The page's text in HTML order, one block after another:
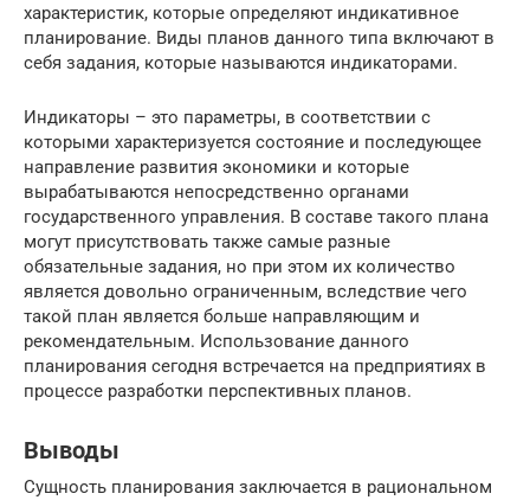
характеристик, которые определяют индикативное
планирование. Виды планов данного типа включают в
себя задания, которые называются индикаторами.
Индикаторы – это параметры, в соответствии с
которыми характеризуется состояние и последующее
направление развития экономики и которые
вырабатываются непосредственно органами
государственного управления. В составе такого плана
могут присутствовать также самые разные
обязательные задания, но при этом их количество
является довольно ограниченным, вследствие чего
такой план является больше направляющим и
рекомендательным. Использование данного
планирования сегодня встречается на предприятиях в
процессе разработки перспективных планов.
Выводы
Сущность планирования заключается в рациональном